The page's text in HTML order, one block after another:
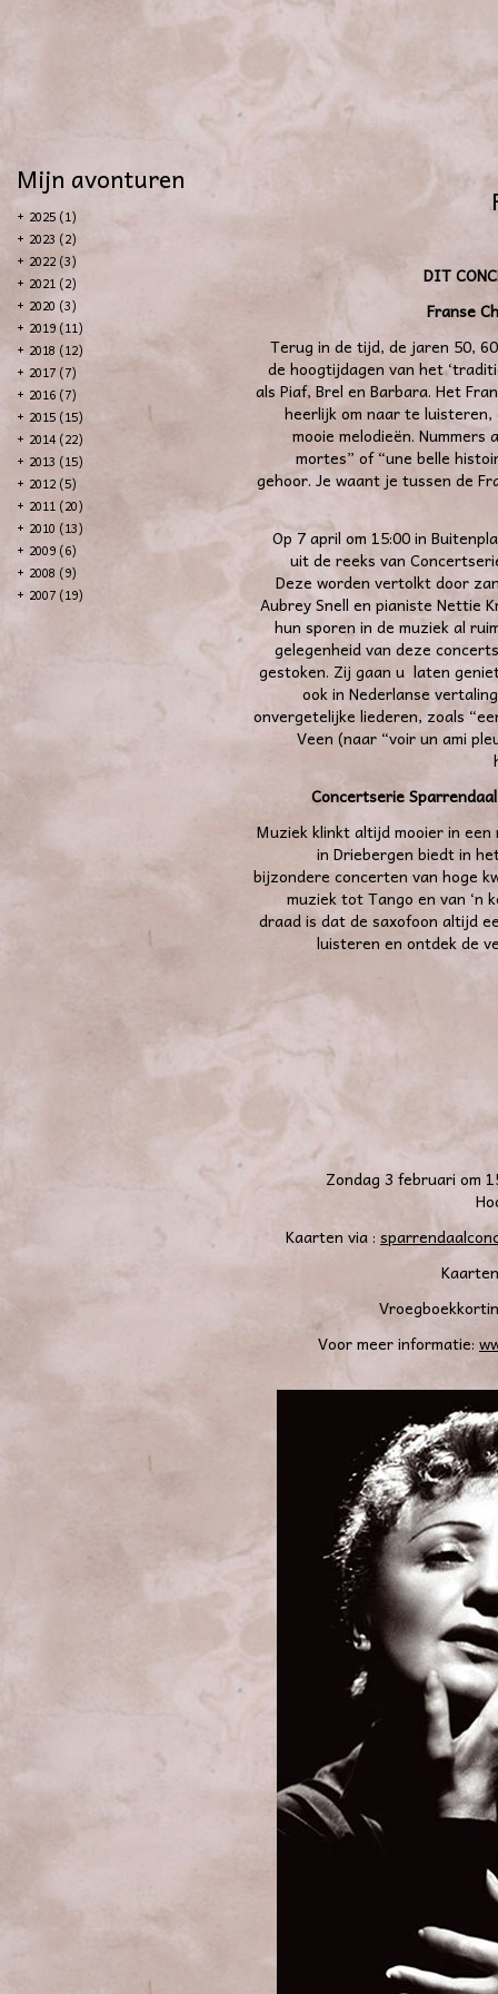
Mijn avonturen
+ 2025 (1)
+ 2023 (2)
+ 2022 (3)
+ 2021 (2)
+ 2020 (3)
+ 2019 (11)
+ 2018 (12)
+ 2017 (7)
+ 2016 (7)
+ 2015 (15)
+ 2014 (22)
+ 2013 (15)
+ 2012 (5)
+ 2011 (20)
+ 2010 (13)
+ 2009 (6)
+ 2008 (9)
+ 2007 (19)
DIT
Franse
Terug in de tijd, de jaren 50,
de hoogtijdagen van het
als Piaf, Brel en Barbara. Het
heerlijk om naar te
mooie melodieën. Nummers
mortes” of “une belle
gehoor. Je waant je tussen de
Op 7 april om 15:00 in
uit de reeks van
Deze worden vertolkt door
Aubrey Snell en pianiste Nettie
hun sporen in de muziek al
gelegenheid van deze
gestoken. Zij gaan u laten
ook in Nederlanse
onvergetelijke liederen, zoals
Veen (naar “voir un ami
Concertserie
Muziek klinkt altijd mooier in
in Driebergen biedt in
bijzondere concerten van hoge
muziek tot Tango en van
draad is dat de saxofoon altijd
luisteren en ontdek de
Zondag 3 februari om
Kaarten via :
Voor meer informatie: